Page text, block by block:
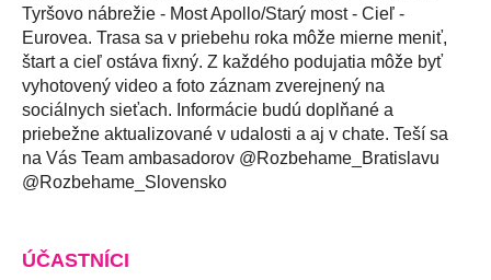
Tyršovo nábrežie - Most Apollo/Starý most - Cieľ -
Eurovea. Trasa sa v priebehu roka môže mierne meniť,
štart a cieľ ostáva fixný. Z každého podujatia môže byť
vyhotovený video a foto záznam zverejnený na
sociálnych sieťach. Informácie budú doplňané a
priebežne aktualizované v udalosti a aj v chate. Teší sa
na Vás Team ambasadorov @Rozbehame_Bratislavu
@Rozbehame_Slovensko
ÚČASTNÍCI